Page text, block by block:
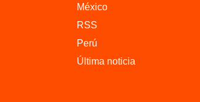
México
RSS
Perú
Última noticia